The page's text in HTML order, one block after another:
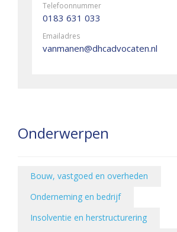
Telefoonnummer
0183 631 033
Emailadres
vanmanen@dhcadvocaten.nl
Onderwerpen
Bouw, vastgoed en overheden
Onderneming en bedrijf
Insolventie en herstructurering